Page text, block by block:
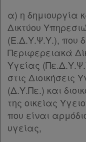
α) η δημιουργία
Δικτύου
(Ε.Δ.Υ.Ψ.Υ.), που
Περιφερειακά
Υγείας
στις Διοικήσεις
(Δ.Υ.Πε.) και
της οικείας
που είναι
υγείας,